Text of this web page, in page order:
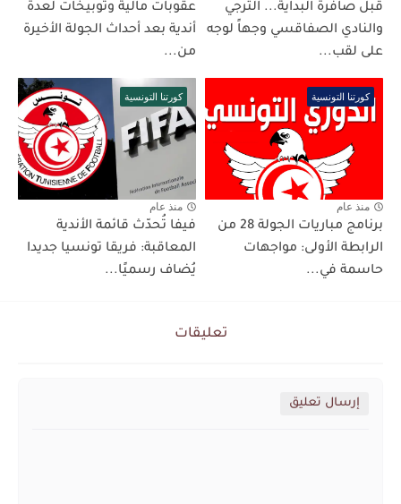
قبل صافرة البداية... الترجي
والنادي الصفاقسي وجهاً لوجه
على لقب...
عقوبات مالية وتوبيخات لعدة
أندية بعد أحداث الجولة الأخيرة
من...
كورتنا التونسية
منذ عام
برنامج مباريات الجولة 28 من
الرابطة الأولى: مواجهات
حاسمة في...
كورتنا التونسية
منذ عام
فيفا تُحدّث قائمة الأندية
المعاقبة: فريقا تونسيا جديدا
يُضاف رسميًا...
تعليقات
إرسال تعليق